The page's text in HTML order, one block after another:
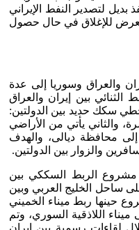
بديل لتصدير النفط الإيراني
للإغلاق في حال حصول
والعراق وسوريا إلى عدة
بين إيران والعراق
خطي سكك حديد بين الدولتين:
والثاني يأتي من الأراضي
إلى محافظة ديالى، والهدف
والزوار بين الدولتين.
إيران مشروع الربط السككي بين
ساحل الخليج العربي وبين
حينها ربط ميناء الخميني
اللاذقية السوري، وتم